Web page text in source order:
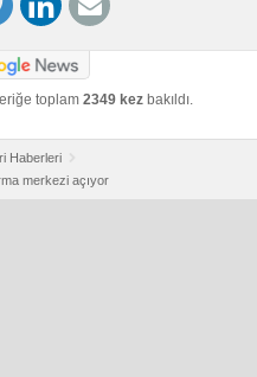
toplam 2349 kez bakıldı.
Haberleri
merkezi açıyor